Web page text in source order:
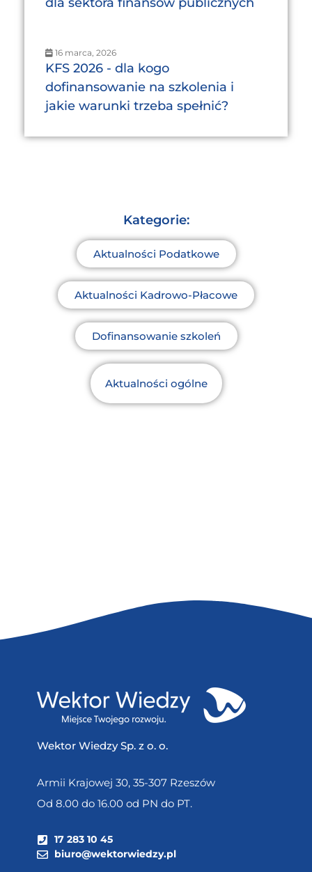
dla sektora finansów publicznych
16 marca, 2026
KFS 2026 - dla kogo
dofinansowanie na szkolenia i
jakie warunki trzeba spełnić?
Kategorie:
Aktualności Podatkowe
Aktualności Kadrowo-Płacowe
Dofinansowanie szkoleń
Aktualności ogólne
Wektor Wiedzy Sp. z o. o.
Armii Krajowej 30, 35-307 Rzeszów
Od 8.00 do 16.00 od PN do PT.
17 283 10 45
biuro@wektorwiedzy.pl